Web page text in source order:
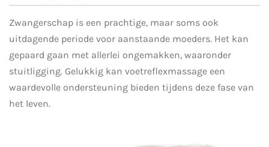
Zwangerschap is een prachtige, maar soms ook
uitdagende periode voor aanstaande moeders. Het kan
gepaard gaan met allerlei ongemakken, waaronder
stuitligging. Gelukkig kan voetreflexmassage een
waardevolle ondersteuning bieden tijdens deze fase van
het leven.